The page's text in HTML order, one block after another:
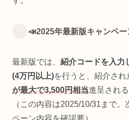
📣2025年最新版キャンペ
最新版では、 紹介コードを入力
(4万円以上)を行うと、紹介され
が最大で3,500円相当進呈され
（この内容は2025/10/31まで
ペーン内容を確認要）